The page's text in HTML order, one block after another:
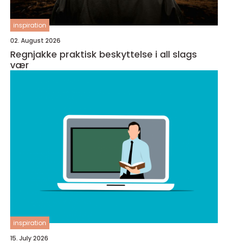
inspiration
02. August 2026
Regnjakke praktisk beskyttelse i all slags
vær
inspiration
15. July 2026